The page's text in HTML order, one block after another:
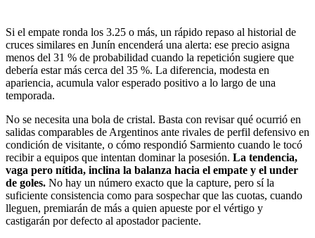
Si el empate ronda los 3.25 o más, un rápido repaso al historial de
cruces similares en Junín encenderá una alerta: ese precio asigna
menos del 31 % de probabilidad cuando la repetición sugiere que
debería estar más cerca del 35 %. La diferencia, modesta en
apariencia, acumula valor esperado positivo a lo largo de una
temporada.
No se necesita una bola de cristal. Basta con revisar qué ocurrió en
salidas comparables de Argentinos ante rivales de perfil defensivo en
condición de visitante, o cómo respondió Sarmiento cuando le tocó
recibir a equipos que intentan dominar la posesión. La tendencia,
vaga pero nítida, inclina la balanza hacia el empate y el under
de goles. No hay un número exacto que la capture, pero sí la
suficiente consistencia como para sospechar que las cuotas, cuando
lleguen, premiarán de más a quien apueste por el vértigo y
castigarán por defecto al apostador paciente.